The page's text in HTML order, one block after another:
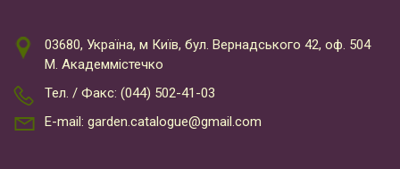
03680, Україна, м Київ, бул. Вернадського 42, оф. 504
М. Академмістечко
Тел. / Факс: (044) 502-41-03
E-mail: garden.catalogue@gmail.com